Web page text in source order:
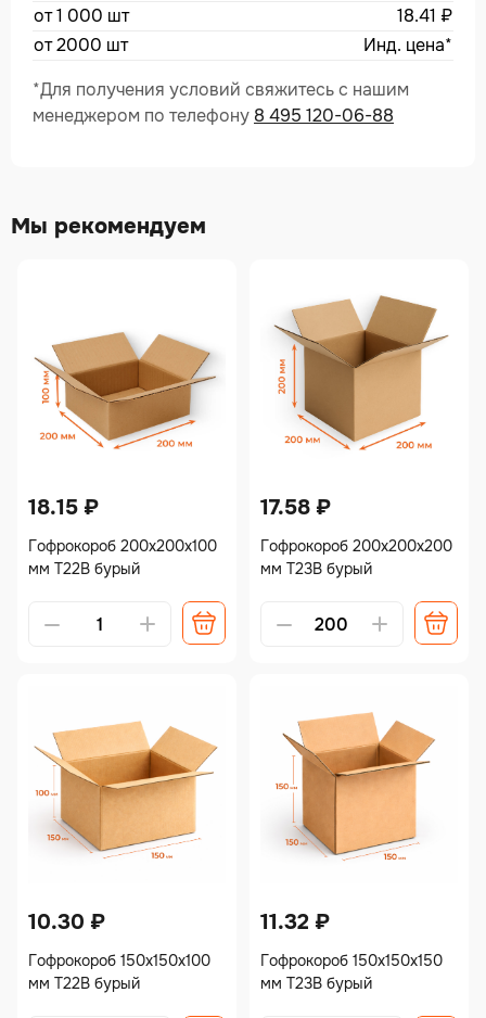
от 1 000 шт
18.41 ₽
от 2000 шт
Инд. цена*
*Для получения условий свяжитесь с нашим
менеджером по телефону 8 495 120-06-88
Мы рекомендуем
18.15 ₽
Гофрокороб 200х200х100
мм Т22В бурый
17.58 ₽
Гофрокороб 200х200х200
мм Т23В бурый
10.30 ₽
Гофрокороб 150х150х100
мм Т22В бурый
11.32 ₽
Гофрокороб 150х150х150
мм Т23В бурый